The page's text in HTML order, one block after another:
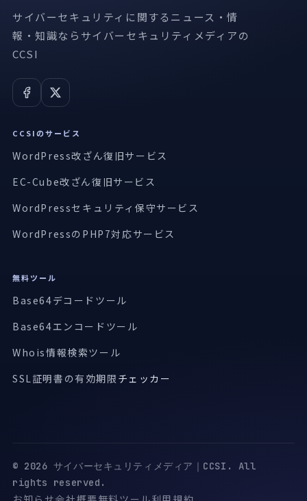
サイバーセキュリティに関するニュース・情
報・知識ならサイバーセキュリティメディアの
CCSI
CCSIのサービス
WordPress改ざん復旧サービス
EC-Cube改ざん復旧サービス
WordPressセキュリティ保守サービス
WordPressのPHP7対応サービス
無料ツール
Base64デコードツール
Base64エンコードツール
Whois情報検索ツール
SSL証明書の有効期限 チェッカー
© 2026 サイバーセキュリティメディア｜CCSI. All
rights reserved.